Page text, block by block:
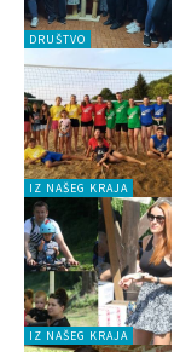
DRUŠTVO
IZ NAŠEG KRAJA
IZ NAŠEG KRAJA